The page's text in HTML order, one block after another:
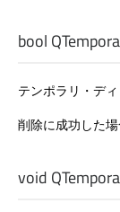
bool
テンポラリ・デ
削除に成功した
void